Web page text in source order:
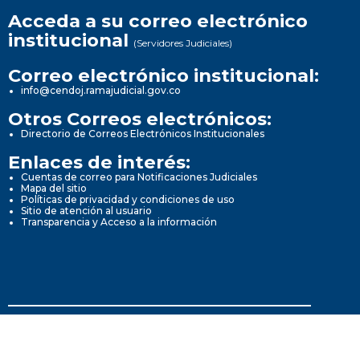
Acceda a su correo electrónico
institucional (Servidores Judiciales)
Correo electrónico institucional:
info@cendoj.ramajudicial.gov.co
Otros Correos electrónicos:
Directorio de Correos Electrónicos Institucionales
Enlaces de interés:
Cuentas de correo para Notificaciones Judiciales
Mapa del sitio
Políticas de privacidad y condiciones de uso
Sitio de atención al usuario
Transparencia y Acceso a la información